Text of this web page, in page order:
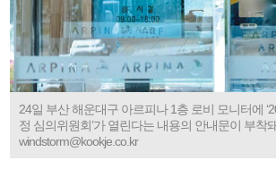
24일 부산 해운대구 아르피나 1층 로비 모니터에
정 심의위원회’가 열린다는 내용의 안내문이 부착
windstorm@kookje.co.kr